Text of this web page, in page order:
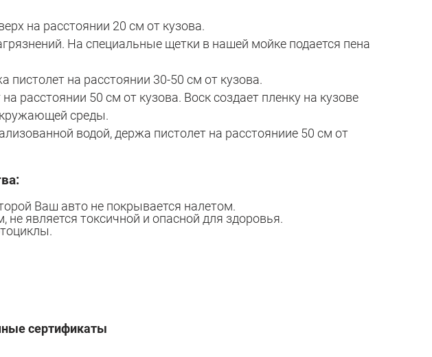
на расстоянии 20 см от кузова.
На специальные щетки в нашей мойке подается пена
на расстоянии 30-50 см от кузова.
расстоянии 50 см от кузова. Воск создает пленку на кузове
среды.
водой, держа пистолет на расстояниие 50 см от
Ваш авто не покрывается налетом.
является токсичной и опасной для здоровья.
сертификаты